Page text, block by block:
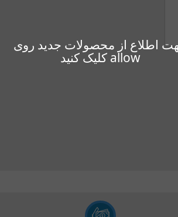
اطلاع از محصولات جدید روی
allow کلیک کنید